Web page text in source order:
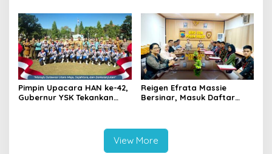
Pimpin Upacara HAN ke-42,
Gubernur YSK Tekankan
Reigen Efrata Massie
Bersinar, Masuk Daftar
View More